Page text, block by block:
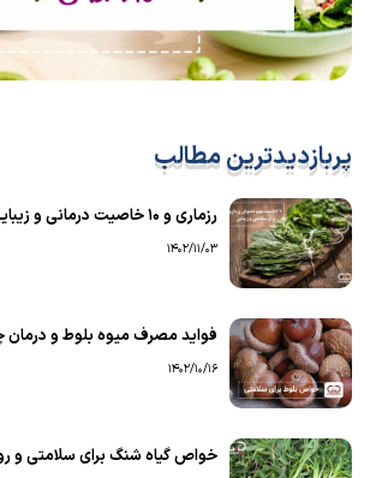
پربازدیدترین مطالب
رزماری و ۱۰ خاصیت درمانی و زیبایی
1402/11/03
فواید مصرف میوه بلوط و درمان
1402/10/16
خواص گیاه شنگ برای سلامتی